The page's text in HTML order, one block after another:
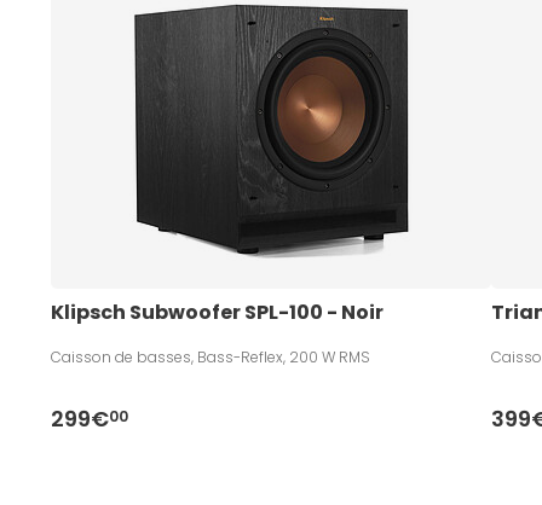
Klipsch Subwoofer SPL-100 - Noir
Caisson de basses, Bass-Reflex, 200 W RMS
299€00